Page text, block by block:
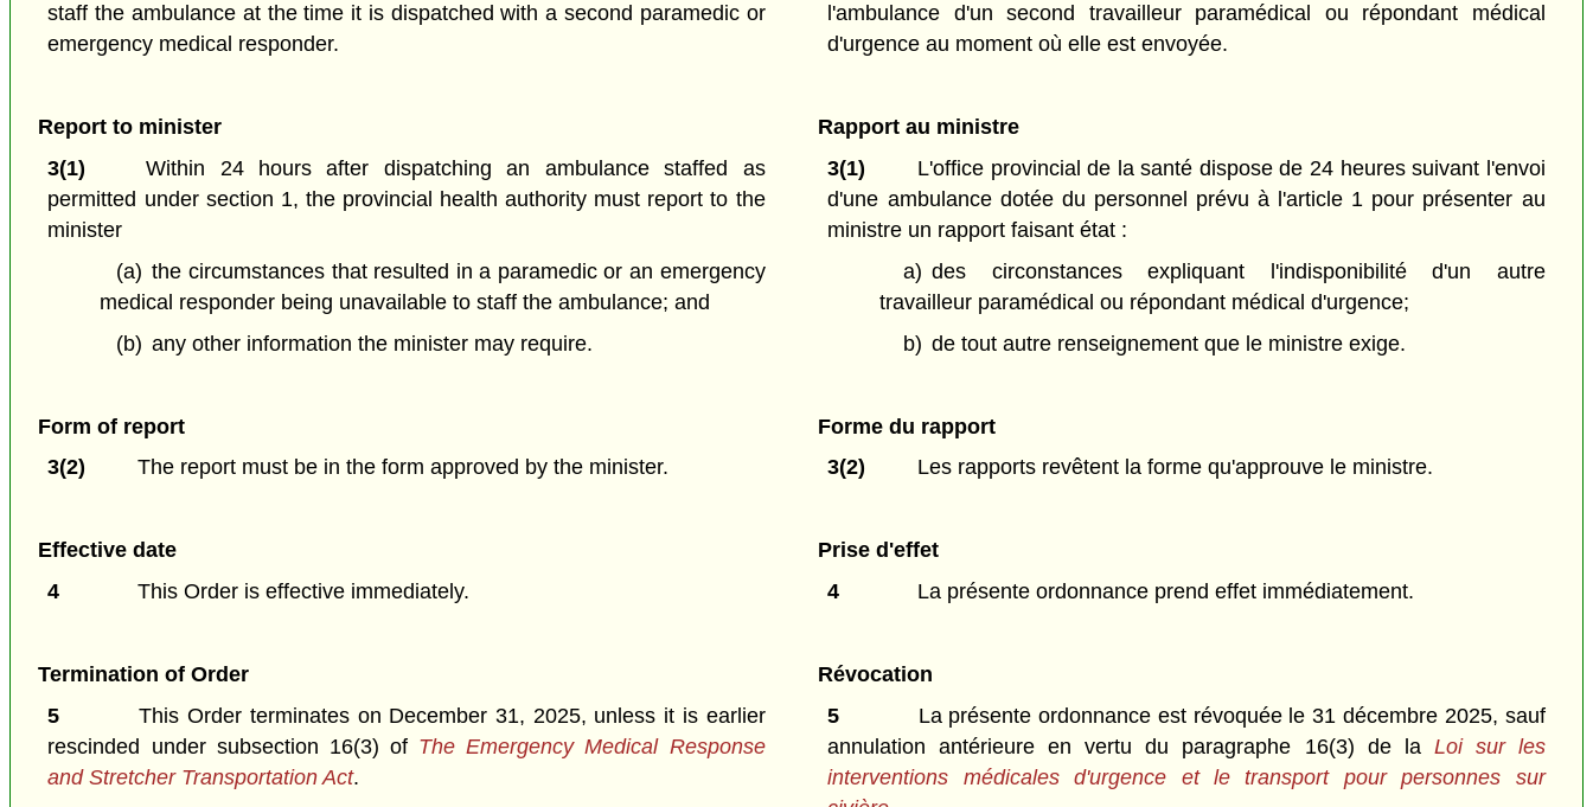
staff the ambulance at the time it is dispatched with a second paramedic or
emergency medical responder.
l'ambulance d'un second travailleur paramédical ou répondant médical
d'urgence au moment où elle est envoyée.
Report to minister
3(1)
Within 24 hours after dispatching an ambulance staffed as
permitted under section 1, the provincial health authority must report to the
minister
(a) the circumstances that resulted in a paramedic or an emergency
medical responder being unavailable to staff the ambulance; and
(b) any other information the minister may require.
Rapport au ministre
3(1)
L'office provincial de la santé dispose de 24 heures suivant l'envoi
d'une ambulance dotée du personnel prévu à l'article 1 pour présenter au
ministre un rapport faisant état :
a) des circonstances expliquant l'indisponibilité d'un autre
travailleur paramédical ou répondant médical d'urgence;
b) de tout autre renseignement que le ministre exige.
Form of report
3(2)
The report must be in the form approved by the minister.
Forme du rapport
3(2)
Les rapports revêtent la forme qu'approuve le ministre.
Effective date
4
This Order is effective immediately.
Prise d'effet
4
La présente ordonnance prend effet immédiatement.
Termination of Order
5
This Order terminates on December 31, 2025, unless it is earlier
rescinded under subsection 16(3) of The Emergency Medical Response
and Stretcher Transportation Act.
Révocation
5
La présente ordonnance est révoquée le 31 décembre 2025, sauf
annulation antérieure en vertu du paragraphe 16(3) de la Loi sur les
interventions médicales d'urgence et le transport pour personnes sur